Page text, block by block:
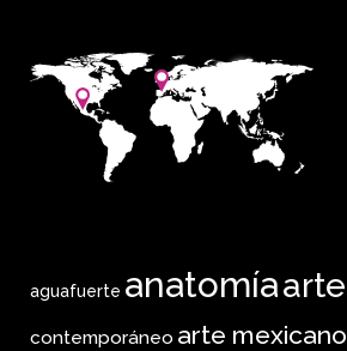
aguafuerte anatomíaarte
contemporáneo arte mexicano